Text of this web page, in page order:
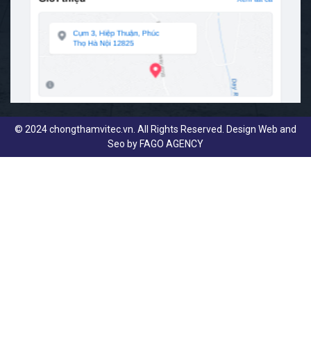
© 2024 chongthamvitec.vn. All Rights Reserved. Design Web and
Seo by FAGO AGENCY